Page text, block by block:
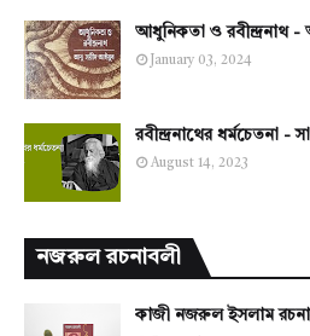
আধুনিকতা ও রবীন্দ্রনাথ
January 03, 2024
রবীন্দ্রনাথের ধর্মচেতনা -
August 14, 2023
নজরুল রচনাবলী
কাজী নজরুল ইসলাম